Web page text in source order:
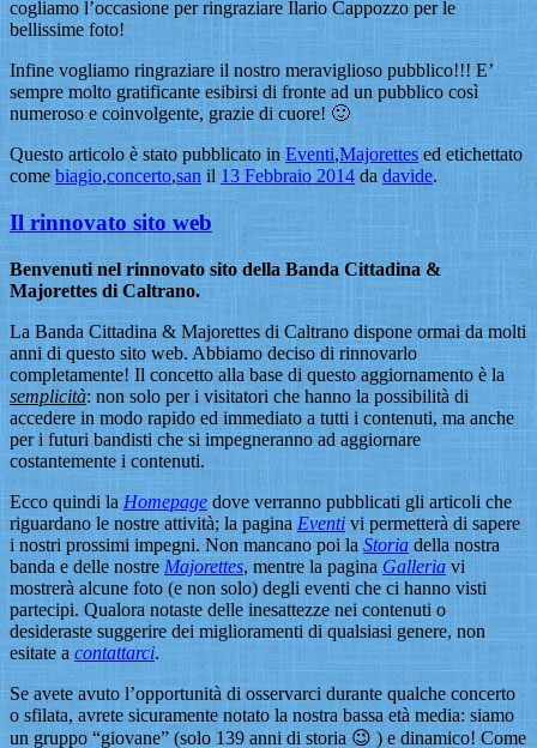
cogliamo l’occasione per ringraziare Ilario Cappozzo per le
bellissime foto!
Infine vogliamo ringraziare il nostro meraviglioso pubblico!!! E’
sempre molto gratificante esibirsi di fronte ad un pubblico così
numeroso e coinvolgente, grazie di cuore! 🙂
Questo articolo è stato pubblicato in Eventi,Majorettes ed etichettato
come biagio,concerto,san il13 Febbraio 2014 da davide.
Il rinnovato sito web
Benvenuti nel rinnovato sito della Banda Cittadina &
Majorettes di Caltrano.
La Banda Cittadina & Majorettes di Caltrano dispone ormai da molti
anni di questo sito web. Abbiamo deciso di rinnovarlo
completamente! Il concetto alla base di questo aggiornamento è la
semplicità: non solo per i visitatori che hanno la possibilità di
accedere in modo rapido ed immediato a tutti i contenuti, ma anche
per i futuri bandisti che si impegneranno ad aggiornare
costantemente i contenuti.
Ecco quindi la Homepage dove verranno pubblicati gli articoli che
riguardano le nostre attività; la pagina Eventi vi permetterà di sapere
i nostri prossimi impegni. Non mancano poi la Storia della nostra
banda e delle nostre Majorettes, mentre la pagina Galleria vi
mostrerà alcune foto (e non solo) degli eventi che ci hanno visti
partecipi. Qualora notaste delle inesattezze nei contenuti o
desideraste suggerire dei miglioramenti di qualsiasi genere, non
esitate a contattarci.
Se avete avuto l’opportunità di osservarci durante qualche concerto
o sfilata, avrete sicuramente notato la nostra bassa età media: siamo
un gruppo “giovane” (solo 139 anni di storia 😉 ) e dinamico! Come